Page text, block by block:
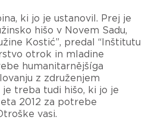
ki jo je ustanovil. Prej je
hišo v Novem Sadu,
Kostić”, predal “Inštitutu
otrok in mladine
humanitarnějšíga
z združenjem
je treba tudi hišo, ki jo je
2012 za potrebe
vasi.